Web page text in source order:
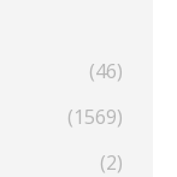
(46)
(1569)
(2)